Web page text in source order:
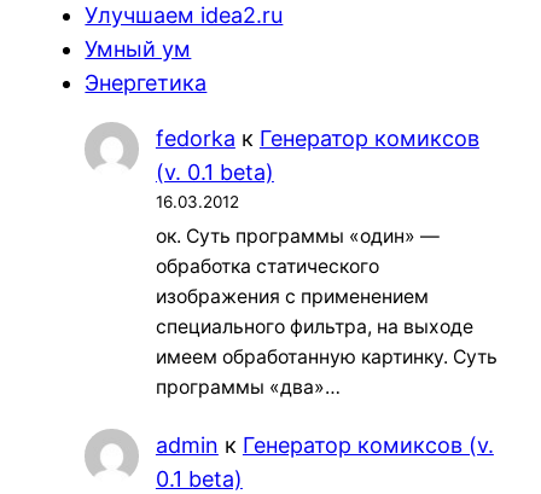
Улучшаем idea2.ru
Умный ум
Энергетика
fedorka к Генератор комиксов
(v. 0.1 beta)
16.03.2012
ок. Суть программы «один» —
обработка статического
изображения с применением
специального фильтра, на выходе
имеем обработанную картинку. Суть
программы «два»…
admin к Генератор комиксов (v.
0.1 beta)